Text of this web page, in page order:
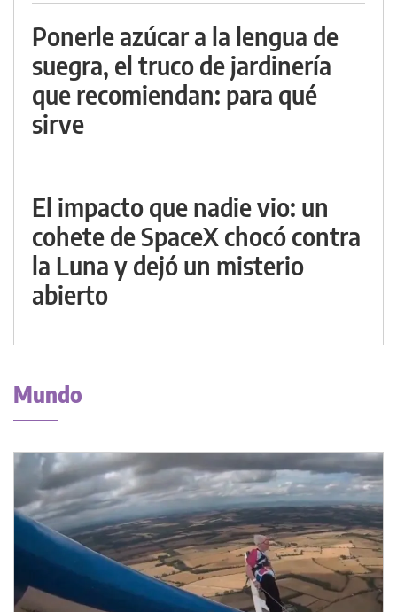
Ponerle azúcar a la lengua de
suegra, el truco de jardinería
que recomiendan: para qué
sirve
El impacto que nadie vio: un
cohete de SpaceX chocó contra
la Luna y dejó un misterio
abierto
Mundo